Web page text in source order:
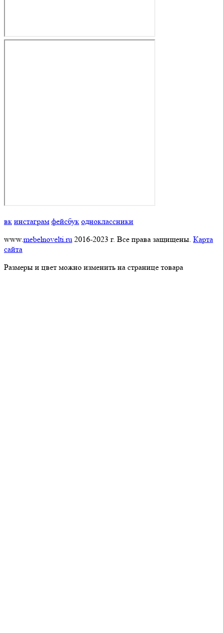
вк инстаграм фейсбук одноклассники
www.mebelnovelti.ru 2016-2023 г. Все права защищены. Карта
сайта
Размеры и цвет можно изменить на странице товара